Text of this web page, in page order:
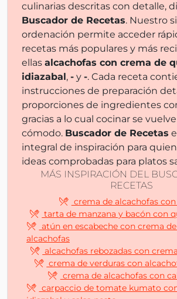
culinarias descritas con detalle,
Buscador de Recetas. Nuestro
ordenación permite acceder
recetas más populares y más
ellas alcachofas con crema de
idiazabal, - y -. Cada receta
instrucciones de preparación
proporciones de ingredientes
gracias a lo cual cocinar se
cómodo. Buscador de Recetas
integral de inspiración para
ideas comprobadas para platos
MÁS INSPIRACIÓN DEL
RECETAS
crema de alcachofas
tarta de manzana y bacón con
atún en escabeche con crema
alcachofas
alcachofas rebozadas con
crema de verduras con
crema de alcachofas con
carpaccio de tomate kumato